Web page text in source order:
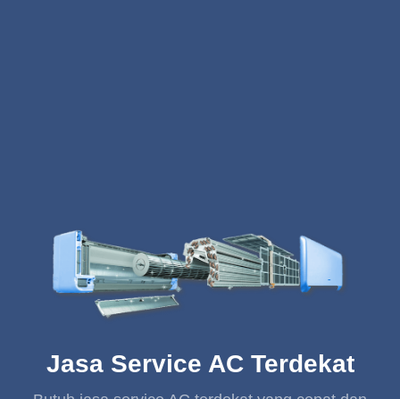
Jasa Service AC Terdekat